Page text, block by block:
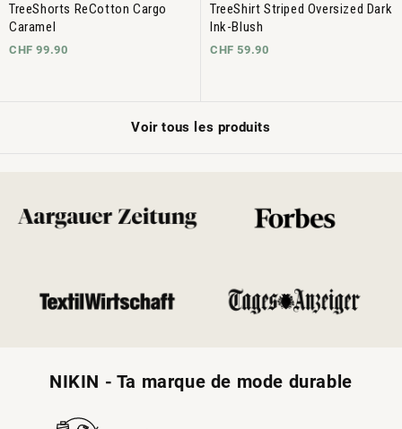
TreeShorts ReCotton Cargo
Caramel
CHF 99.90
TreeShirt Striped Oversized Dark
Ink-Blush
CHF 59.90
Voir tous les produits
NIKIN - Ta marque de mode durable